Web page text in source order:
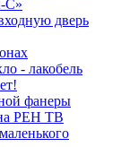
С»
дверь
- лакобель
фанеры
РЕН ТВ